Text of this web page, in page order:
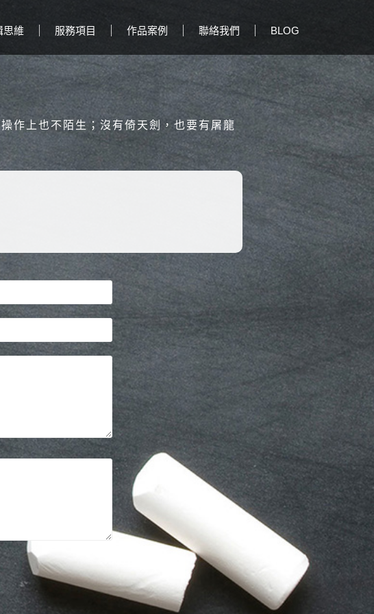
思維 服務項目 作品案例 聯絡我們 BLOG
作上也不陌生；沒有倚天劍，也要有屠龍